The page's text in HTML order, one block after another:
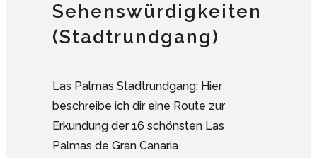
Sehenswürdigkeiten
(Stadtrundgang)
Las Palmas Stadtrundgang: Hier
beschreibe ich dir eine Route zur
Erkundung der 16 schönsten Las
Palmas de Gran Canaria